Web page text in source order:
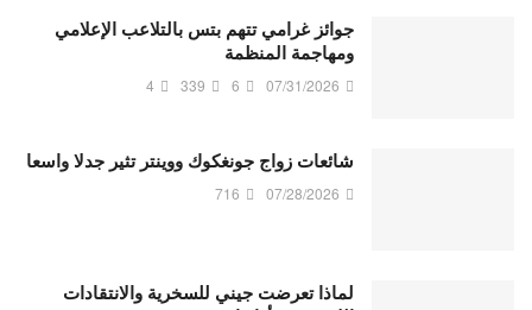
جوائز غرامي تتهم بتس بالتلاعب الإعلامي
ومهاجمة المنظمة
07/31/2026
6
339
4
شائعات زواج جونغكوك ووينتر تثير جدلا واسعا
07/28/2026
716
لماذا تعرضت جيني للسخرية والانتقادات